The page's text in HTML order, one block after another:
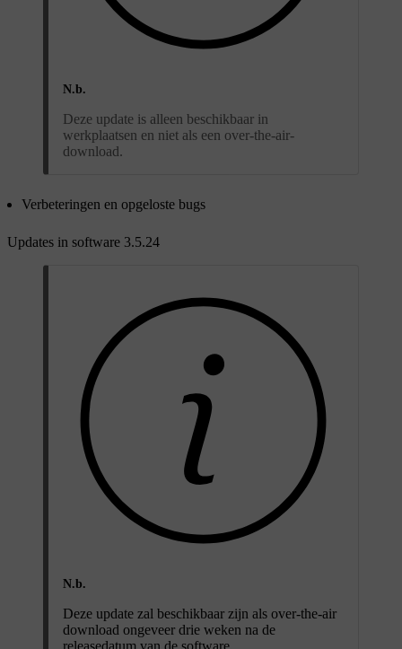
N.b.
Deze update is alleen beschikbaar in
werkplaatsen en niet als een over-the-air-
download.
Verbeteringen en opgeloste bugs
Updates in software 3.5.24
N.b.
Deze update zal beschikbaar zijn als over-the-air
download ongeveer drie weken na de
releasedatum van de software.